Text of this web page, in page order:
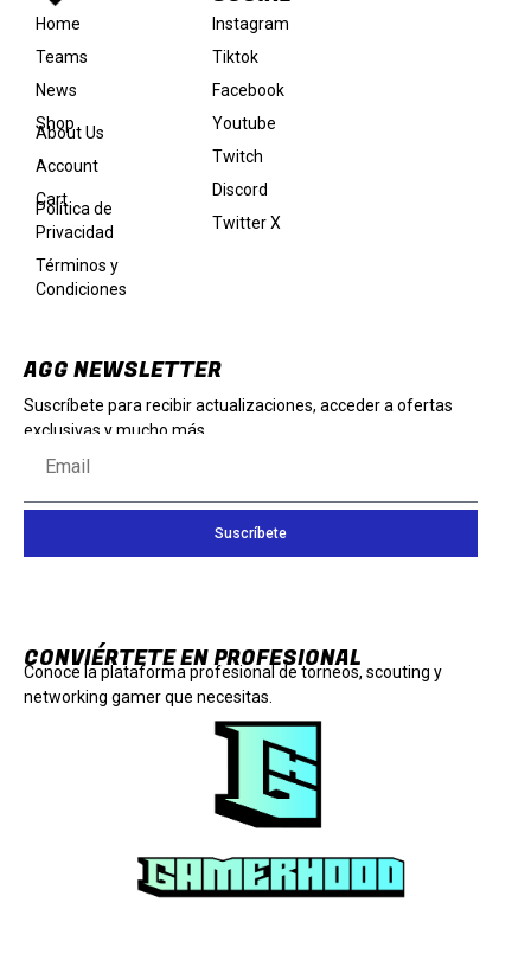
Home
Teams
News
Shop
About Us
Account
Cart
Política de
Privacidad
Términos y
Condiciones
Instagram
Tiktok
Facebook
Youtube
Twitch
Discord
Twitter X
AGG NEWSLETTER
Suscríbete para recibir actualizaciones, acceder a ofertas
exclusivas y mucho más.
Suscríbete
CONVIÉRTETE EN PROFESIONAL
Conoce la plataforma profesional de torneos, scouting y
networking gamer que necesitas.